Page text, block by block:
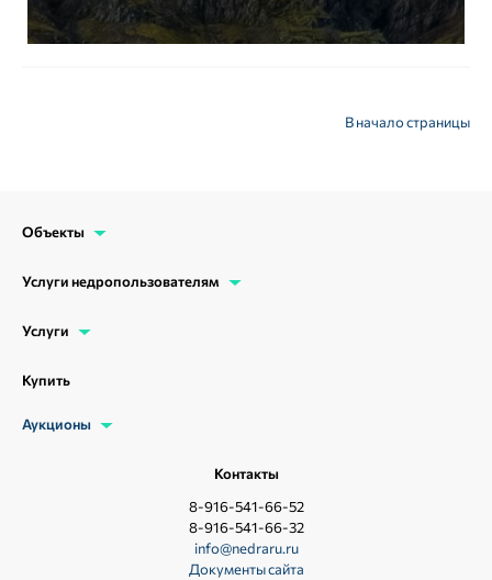
В начало страницы
Объекты
Услуги недропользователям
Услуги
Купить
Аукционы
Контакты
8-916-541-66-52
8-916-541-66-32
info@nedraru.ru
Документы сайта